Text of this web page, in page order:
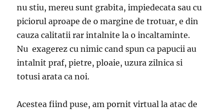
nu stiu, mereu sunt grabita, impiedecata sau cu
piciorul aproape de o margine de trotuar, e din
cauza calitatii rar intalnite la o incaltaminte.
Nu exagerez cu nimic cand spun ca papucii au
intalnit praf, pietre, ploaie, uzura zilnica si
totusi arata ca noi.
Acestea fiind puse, am pornit virtual la atac de